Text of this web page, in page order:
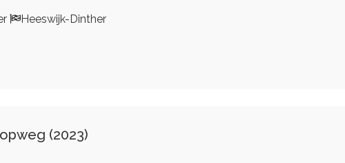
Heeswijk-Dinther
(2023)